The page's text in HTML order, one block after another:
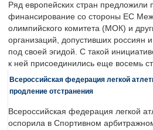
Ряд европейских стран предложили
финансирование со стороны ЕС
олимпийского комитета (МОК) и
организаций, допустивших россиян
под своей эгидой. С такой
к ней присоединились еще восемь
Всероссийская федерация легкой
продление отстранения
Всероссийская федерация легкой
оспорила в Спортивном